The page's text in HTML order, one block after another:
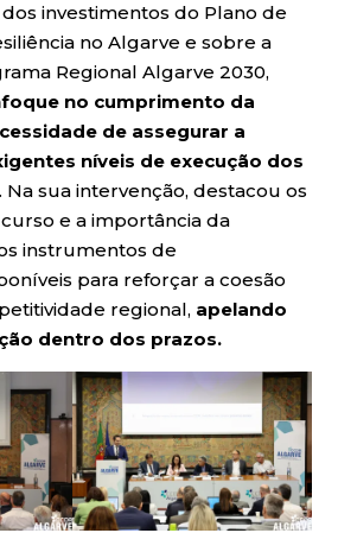
investimentos do Plano de
no Algarve e sobre a
Regional Algarve 2030,
no cumprimento da
de assegurar a
níveis de execução dos
. Na sua intervenção, destacou os
e a importância da
instrumentos de
para reforçar a coesão
regional, apelando
dentro dos prazos.